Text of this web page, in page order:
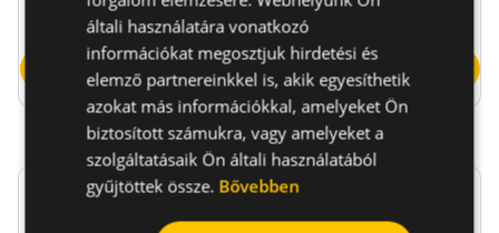
Ugrás a termékre Ugrás a termékre
általi használatára vonatkozó
információkat megosztjuk hirdetési és
elemző partnereinkkel is, akik egyesíthetik
azokat más információkkal, amelyeket Ön
biztosított számukra, vagy amelyeket a
szolgáltatásaik Ön általi használatából
gyűjtöttek össze. Bővebben